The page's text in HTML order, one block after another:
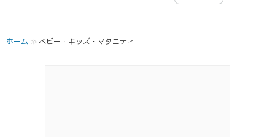
ホーム ベビー・キッズ・マタニティ